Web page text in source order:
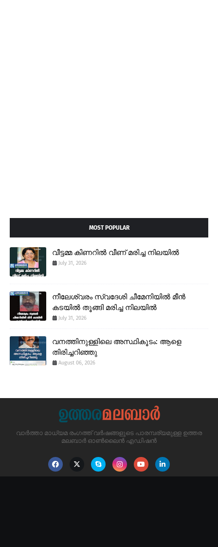
MOST POPULAR
വീട്ടമ്മ കിണറിൽ വീണ് മരിച്ച നിലയിൽ
July 31, 2026
നീലേശ്വരം സ്വദേശി ചീമേനിയിൽ മീൻ
കടയിൽ തൂങ്ങി മരിച്ച നിലയിൽ
July 31, 2026
വനത്തിനുള്ളിലെ അസ്ഥികൂടം: ആളെ
തിരിച്ചറിഞ്ഞു
August 06, 2026
വാർത്താ മാധ്യമ രംഗത്ത് വർഷങ്ങളുടെ പാരമ്പര്യമുള്ള ഉത്തര
മലബാർ ഓൺലൈൻ എഡിഷൻ